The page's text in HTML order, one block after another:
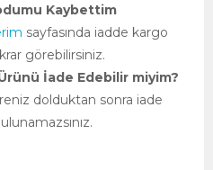
Kaybettim
sayfasında iadde kargo
görebilirsiniz.
İade Edebilir miyim?
dolduktan sonra iade